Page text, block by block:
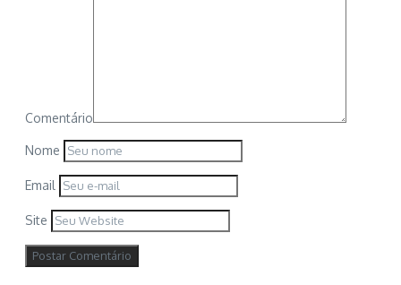
Comentário
Nome
Email
Site